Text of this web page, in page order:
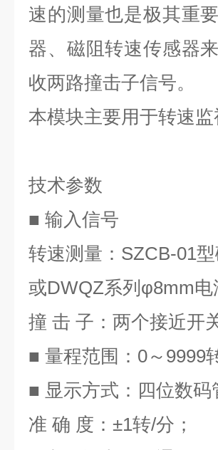
速的测量也是极其重
器、磁阻转速传感器
收两路撞击子信号。
本模块主要用于转速
技术参数
■ 输入信号
转速测量： SZCB-01
或DWQZ系列φ8mm
撞 击 子：两个接近开
■ 量程范围： 0～ 9999
■ 显示方式：四位数
准 确 度： ±1转/分；